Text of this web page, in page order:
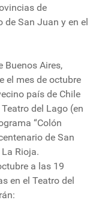
de
de San Juan y en el
Buenos Aires,
el mes de octubre
país de Chile
del Lago (en
“Colón
de San
Rioja.
a las 19
en el Teatro del